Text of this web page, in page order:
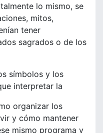
lo mismo, se
mitos,
tener
sagrados o de los
símbolos y los
interpretar la
organizar los
y cómo mantener
mismo programa y